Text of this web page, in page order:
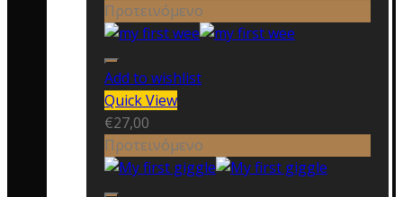
Προτεινόμενο
Add to wishlist
Quick View
€27,00
Προτεινόμενο